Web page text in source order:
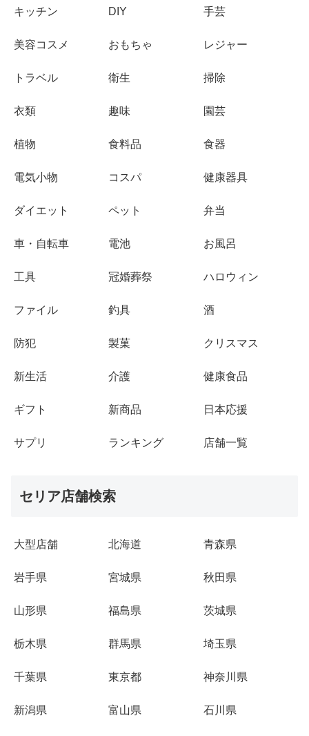
キッチン DIY 手芸
美容コスメ おもちゃ レジャー
トラベル 衛生 掃除
衣類 趣味 園芸
植物 食料品 食器
電気小物 コスパ 健康器具
ダイエット ペット 弁当
車・自転車 電池 お風呂
工具 冠婚葬祭 ハロウィン
ファイル 釣具 酒
防犯 製菓 クリスマス
新生活 介護 健康食品
ギフト 新商品 日本応援
サプリ ランキング 店舗一覧
セリア店舗検索
大型店舗 北海道 青森県
岩手県 宮城県 秋田県
山形県 福島県 茨城県
栃木県 群馬県 埼玉県
千葉県 東京都 神奈川県
新潟県 富山県 石川県